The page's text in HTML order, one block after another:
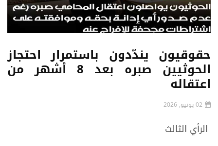
حقوقيون يندّدون باستمرار احتجاز
الحوثيين صبره بعد 8 أشهر من
اعتقاله
02 يونيو, 2026
الرأي الثالث